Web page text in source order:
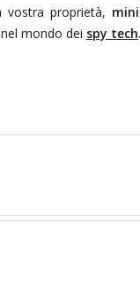
proprietà,
mondo dei spy tech.